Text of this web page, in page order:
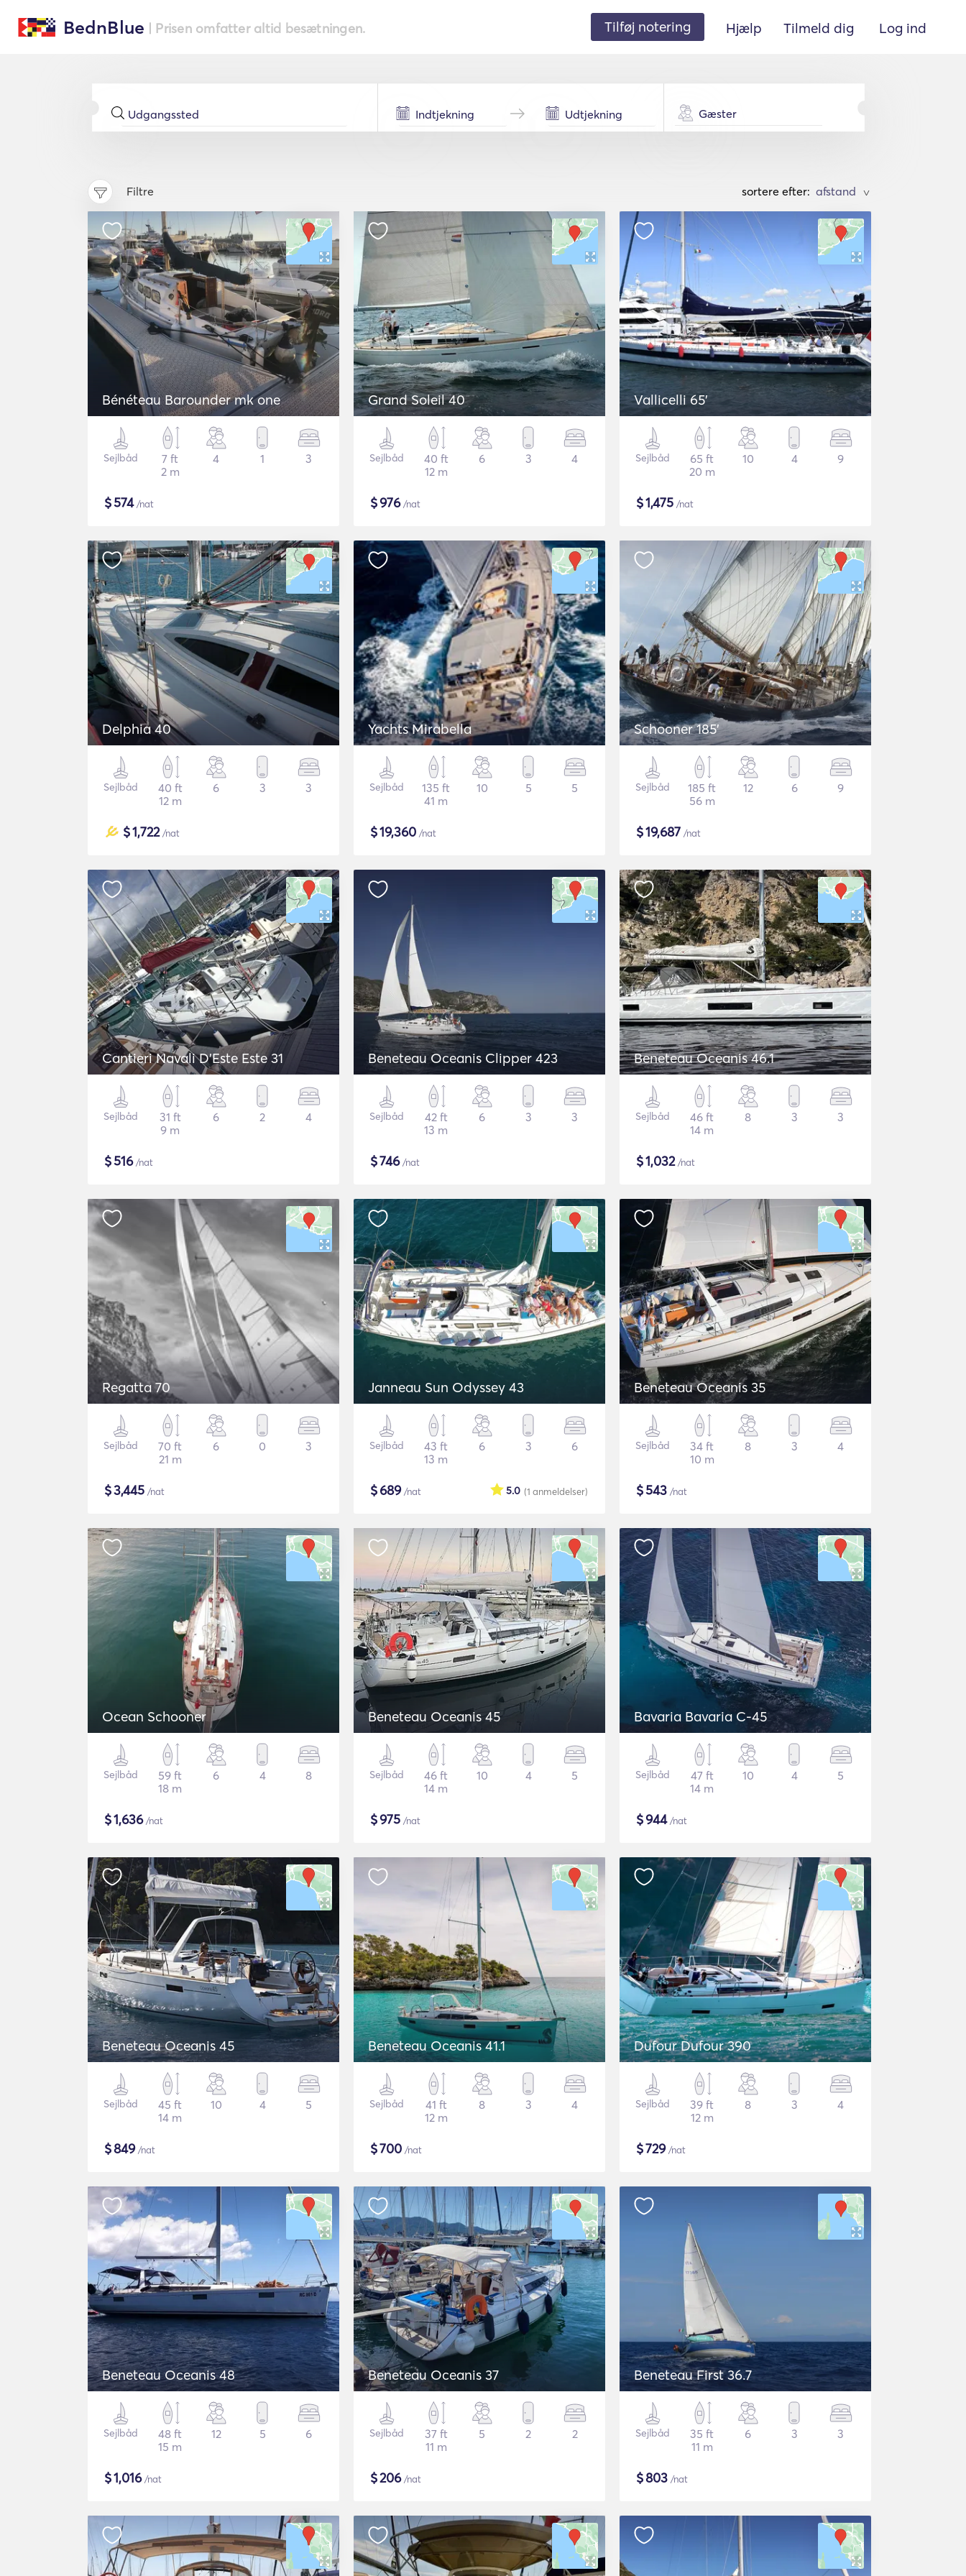
BednBlue | Prisen omfatter altid besætningen. Tilføj notering Hjælp Tilmeld dig Log ind
Gæster
Filtre sortere efter: >
Bénéteau Barounder mk one
Sejlbåd
7 ft
2 m
4 1 3
$574/nat
Grand Soleil 40
Sejlbåd
40 ft
12 m
6 3 4
$976/nat
Vallicelli 65'
Sejlbåd
65 ft
20 m
10 4 9
$1,475 /nat
Delphia 40
Sejlbåd
40 ft
12 m
6 3 3
$1,722/nat
Yachts Mirabella
Sejlbåd
135 ft
41 m
10 5 5
$19,360 /nat
Schooner 185'
Sejlbåd
185 ft
56 m
12 6 9
$19,687 /nat
Cantieri Navali D'Este Este 31
Sejlbåd
31 ft
9 m
6 2 4
$516/nat
Beneteau Oceanis Clipper 423
Sejlbåd
42 ft
13 m
6 3 3
$746/nat
Beneteau Oceanis 46.1
Sejlbåd
46 ft
14 m
8 3 3
$1,032/nat
Regatta 70
Sejlbåd
70 ft
21 m
6 0 3
$3,445 /nat
Janneau Sun Odyssey 43
Sejlbåd
43 ft
13 m
6 3 6
$689/nat (1 anmeldelser)
5.0
Beneteau Oceanis 35
Sejlbåd
34 ft
10 m
8 3 4
$543 /nat
Ocean Schooner
Sejlbåd
59 ft
18 m
6 4 8
$1,636/nat
Beneteau Oceanis 45
Sejlbåd
46 ft
14 m
10 4 5
$975 /nat
Bavaria Bavaria C-45
Sejlbåd
47 ft
14 m
10 4 5
$944/nat
Beneteau Oceanis 45
Sejlbåd
45 ft
14 m
10 4 5
$849/nat
Beneteau Oceanis 41.1
Sejlbåd
41 ft
12 m
8 3 4
$700 /nat
Dufour Dufour 390
Sejlbåd
39 ft
12 m
8 3 4
$729/nat
Beneteau Oceanis 48
Sejlbåd
48 ft
15 m
12 5 6
$1,016/nat
Beneteau Oceanis 37
Sejlbåd
37 ft
11 m
5 2 2
$206/nat
Beneteau First 36.7
Sejlbåd
35 ft
11 m
6 3 3
$803 /nat